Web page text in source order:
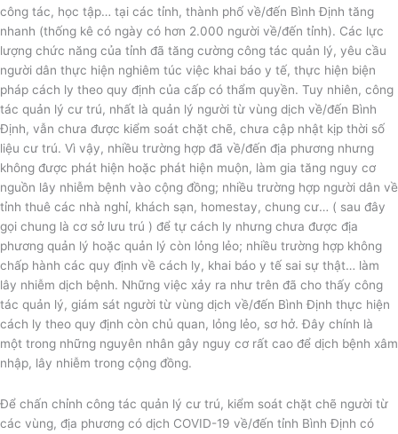
công tác, học tập… tại các tỉnh, thành phố về/đến Bình Định tăng
nhanh (thống kê có ngày có hơn 2.000 người về/đến tỉnh). Các lực
lượng chức năng của tỉnh đã tăng cường công tác quản lý, yêu cầu
người dân thực hiện nghiêm túc việc khai báo y tế, thực hiện biện
pháp cách ly theo quy định của cấp có thẩm quyền. Tuy nhiên, công
tác quản lý cư trú, nhất là quản lý người từ vùng dịch về/đến Bình
Định, vẫn chưa được kiểm soát chặt chẽ, chưa cập nhật kịp thời số
liệu cư trú. Vì vậy, nhiều trường hợp đã về/đến địa phương nhưng
không được phát hiện hoặc phát hiện muộn, làm gia tăng nguy cơ
nguồn lây nhiễm bệnh vào cộng đồng; nhiều trường hợp người dân về
tỉnh thuê các nhà nghỉ, khách sạn, homestay, chung cư… ( sau đây
gọi chung là cơ sở lưu trú ) để tự cách ly nhưng chưa được địa
phương quản lý hoặc quản lý còn lỏng lẻo; nhiều trường hợp không
chấp hành các quy định về cách ly, khai báo y tế sai sự thật… làm
lây nhiễm dịch bệnh. Những việc xảy ra như trên đã cho thấy công
tác quản lý, giám sát người từ vùng dịch về/đến Bình Định thực hiện
cách ly theo quy định còn chủ quan, lỏng lẻo, sơ hở. Đây chính là
một trong những nguyên nhân gây nguy cơ rất cao để dịch bệnh xâm
nhập, lây nhiễm trong cộng đồng.
Để chấn chỉnh công tác quản lý cư trú, kiểm soát chặt chẽ người từ
các vùng, địa phương có dịch COVID-19 về/đến tỉnh Bình Định có